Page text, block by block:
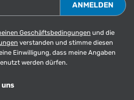
Geschäftsbedingungen und die
verstanden und stimme diesen
Einwilligung, dass meine Angaben
werden dürfen.